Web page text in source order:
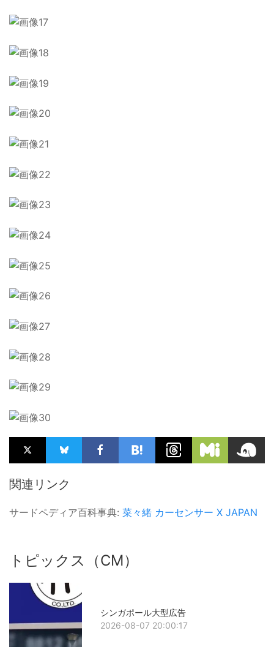
関連リンク
サードペディア百科事典: 菜々緒 カーセンサー X JAPAN
トピックス（CM）
シンガポール大型広告
2026-08-07 20:00:17